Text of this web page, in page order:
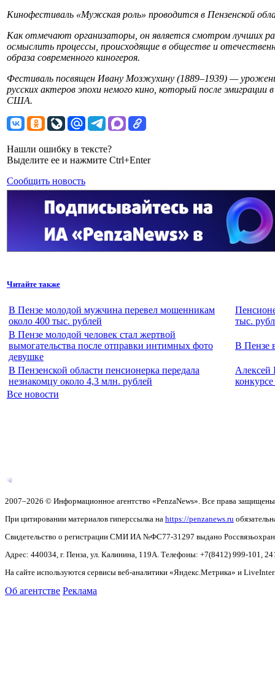
Кинофестиваль «Мужская роль» проводится в Пензенской
Как отмечают организаторы, он является смотром лучших
осмыслить процессы, происходящие в обществе и
образа современного киногероя.
Фестиваль посвящен Ивану Мозжухину (1889–1939) —
русских актеров эпохи немого кино, который после
США.
Нашли ошибку в тексте?
Выделите ее и нажмите Ctrl+Enter
Сообщить новость
Читайте также
В Пензе молодой мужчина перевел мошенникам
около 400 тыс. рублей
тыс.
В Пензе молодой человек стал жертвой
вымогательства после отправки интимных фото
девушке
В Пензе
В Пензенской области пенсионерка передала
незнакомцу около 4,3 млн. рублей
Алексей
Все новости
2007–2026 © Информационное агентство «PenzaNews». Все права
При цитировании материалов гиперссылка на https://penzanews.ru
Свидетельство о регистрации СМИ ИА №ФС77-31297 выдано
Адрес: 440034, г. Пенза, ул. Калинина, 119А. Телефоны: +7(8412) 999-101,
На сайте используются сервисы веб-аналитики «Яндекс.Метрика» и
Об агентстве Реклама